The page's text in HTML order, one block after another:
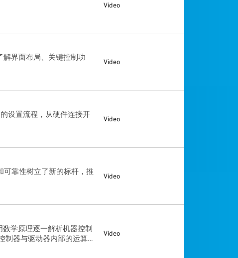
Video
解界面布局、关键控制功
Video
设置流程，从硬件连接开
Video
可靠性树立了新的标杆，推
Video
学原理逐一解析机器控制
制器与驱动器内部的运算模
化提升机器效率。探索
Video